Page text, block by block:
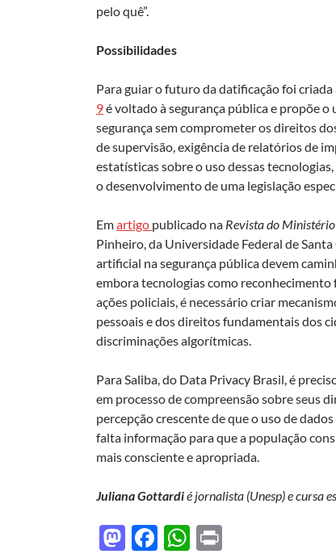
pelo quê”.
Possibilidades
Para guiar o futuro da datificação foi
9é voltado à segurança pública e propõe
segurança sem comprometer os direitos
de supervisão, exigência de relatórios de
estatísticas sobre o uso dessas
o desenvolvimento de uma legislação
Emartigo publicado na Revista do
Pinheiro, da Universidade Federal de
artificial na segurança pública devem
embora tecnologias como reconhecimento
ações policiais, é necessário criar
pessoais e dos direitos fundamentais dos
discriminações algorítmicas.
Para Saliba, do Data Privacy Brasil, é
em processo de compreensão sobre seus
percepção crescente de que o uso de
falta informação para que a população
mais consciente e apropriada.
Juliana Gottardié jornalista (Unesp) e cursa
M F
W